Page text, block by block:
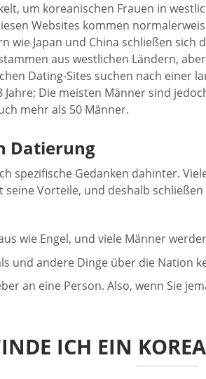
um koreanischen Frauen in
Websites kommen
wie Japan und China schließen
aus westlichen Ländern,
Dating-Sites suchen nach einer
Die meisten Männer sind
mehr als 50 Männer.
Datierung
spezifische Gedanken dahinter.
Vorteile, und deshalb
wie Engel, und viele Männer
und andere Dinge über die Nation
an eine Person. Also, wenn Sie
ICH EIN